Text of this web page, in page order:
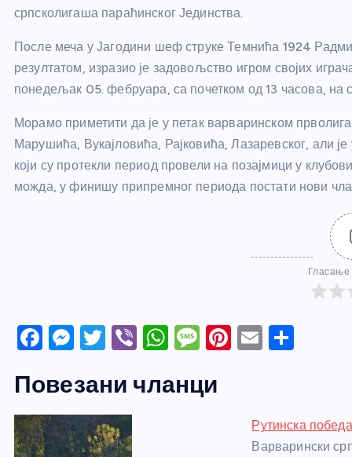
српсколигаша параћинског Јединства.
После меча у Јагодини шеф струке Темнића 1924
резултатом, изразио је задовољство игром својих
понедељак 05. фебруара, са почетком од 13 часова, на
Морамо приметити да је у петак варваринском
Марушића, Вукајловића, Рајковића, Лазаревског, али
који су протекли период провели на позајмици у
можда, у финишу припремног периода постати нови
Гласање
F
c
e
b
M
ss
e
n
T
itt
er
Vi
er
W
at
M
ss
Pi
st
E
Повезани чланци
Рутинска
Варварински